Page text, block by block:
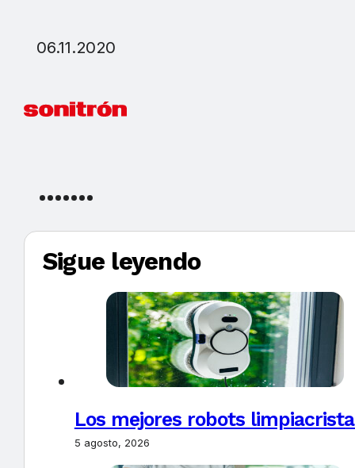
06.11.2020
Sigue leyendo
Los mejores robots
5 agosto, 2026